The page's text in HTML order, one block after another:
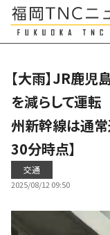
【大雨】JR鹿
を減らして運
州新幹線は通
30分時点】
交通
2025/08/12 09:50